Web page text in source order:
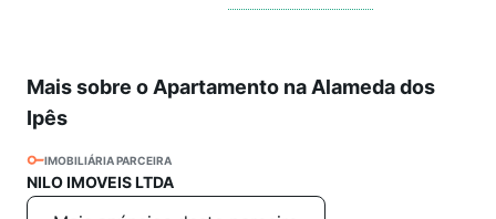
Mais sobre o Apartamento na Alameda dos
Ipês
IMOBILIÁRIA PARCEIRA
NILO IMOVEIS LTDA